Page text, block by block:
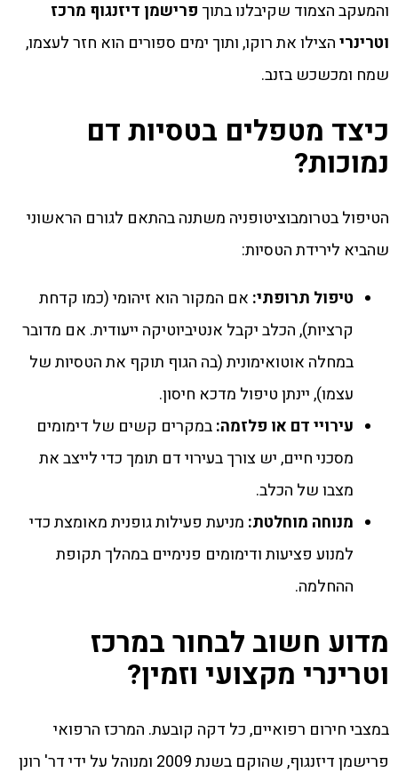
והמעקב הצמוד שקיבלנו בתוךפרישמן דיזנגוף מרכז
וטרינריהצילו את רוקו, ותוך ימים ספורים הוא חזר לעצמו,
שמח ומכשכש בזנב.
כיצד מטפלים בטסיות דם
נמוכות?
הטיפול בטרומבוציטופניה משתנה בהתאם לגורם הראשוני
שהביא לירידת הטסיות:
טיפול תרופתי: אם המקור הוא זיהומי (כמו קדחת
קרציות), הכלב יקבל אנטיביוטיקה ייעודית. אם מדובר
במחלה אוטואימונית (בה הגוף תוקף את הטסיות של
עצמו), יינתן טיפול מדכא חיסון.
עירויי דם או פלזמה:במקרים קשים של דימומים
מסכני חיים, יש צורך בעירוי דם תומך כדי לייצב את
מצבו של הכלב.
מנוחה מוחלטת: מניעת פעילות גופנית מאומצת כדי
למנוע פציעות ודימומים פנימיים במהלך תקופת
ההחלמה.
מדוע חשוב לבחור במרכז
וטרינרי מקצועי וזמין?
במצבי חירום רפואיים, כל דקה קובעת. המרכז הרפואי
פרישמן דיזנגוף, שהוקם בשנת 2009 ומנוהל על ידי דר' רונן